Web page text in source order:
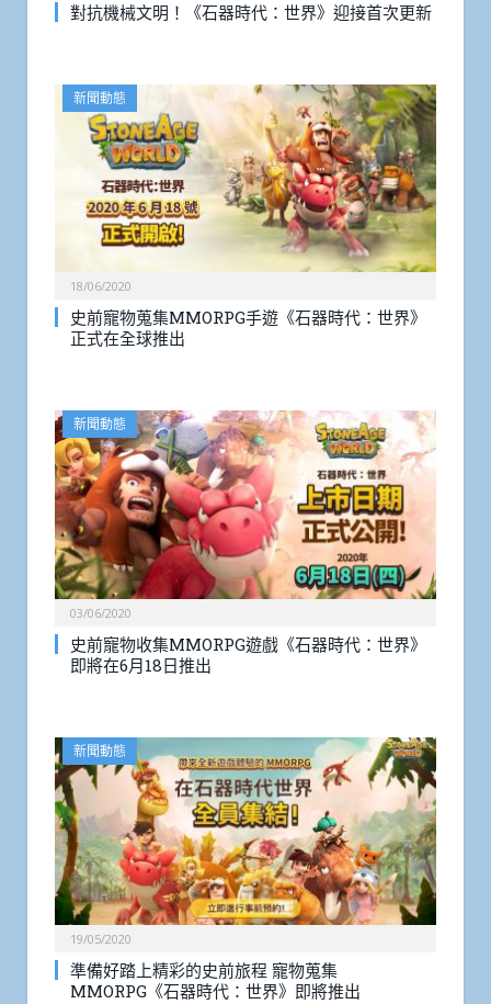
對抗機械文明！《石器時代：世界》迎接首次更新
新聞動態
18/06/2020
史前寵物蒐集MMORPG手遊《石器時代：世界》
正式在全球推出
新聞動態
03/06/2020
史前寵物收集MMORPG遊戲《石器時代：世界》
即將在6月18日推出
新聞動態
19/05/2020
準備好踏上精彩的史前旅程 寵物蒐集
MMORPG《石器時代：世界》即將推出